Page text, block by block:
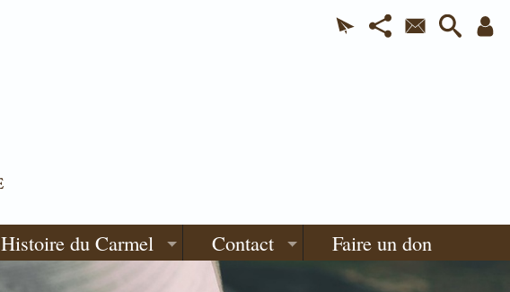
Histoire du Carmel Contact Faire un don